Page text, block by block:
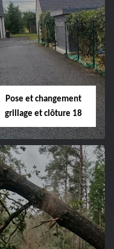
Pose et changement
grillage et clôture 18
Pose et
changement
grillage et clôture